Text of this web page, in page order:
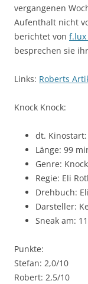
vergangenen
Aufenthalt nicht
berichtet von f.lux
besprechen sie
Links: Roberts
Knock Knock:
dt.
Länge: 99
Genre:
Regie: Eli
Drehbuch:
Darsteller:
Sneak am:
Punkte:
Stefan: 2,0/10
Robert: 2,5/10